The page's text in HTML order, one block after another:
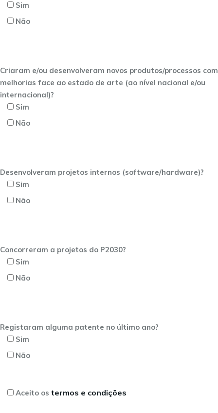
Sim
Não
Criaram e/ou desenvolveram novos produtos/processos com
melhorias face ao estado de arte (ao nível nacional e/ou
internacional)?
Sim
Não
Desenvolveram projetos internos (software/hardware)?
Sim
Não
Concorreram a projetos do P2030?
Sim
Não
Registaram alguma patente no último ano?
Sim
Não
Aceito os termos e condições